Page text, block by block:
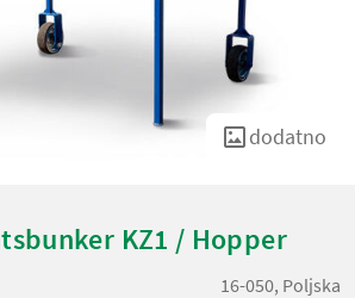
dodatno
KZ1 / Hopper
16-050, Poljska